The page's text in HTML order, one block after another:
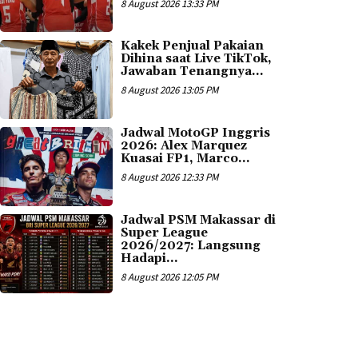
8 August 2026 13:33 PM
Kakek Penjual Pakaian
Dihina saat Live TikTok,
Jawaban Tenangnya...
8 August 2026 13:05 PM
Jadwal MotoGP Inggris
2026: Alex Marquez
Kuasai FP1, Marco...
8 August 2026 12:33 PM
Jadwal PSM Makassar di
Super League
2026/2027: Langsung
Hadapi...
8 August 2026 12:05 PM